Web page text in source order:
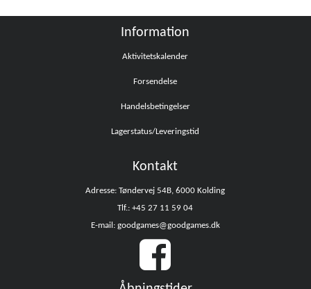
Information
Aktivitetskalender
Forsendelse
Handelsbetingelser
Lagerstatus/Leveringstid
Kontakt
Adresse: Tøndervej 54B, 6000 Kolding
Tlf.: +45 27 11 59 04
E-mail: goodgames@goodgames.dk